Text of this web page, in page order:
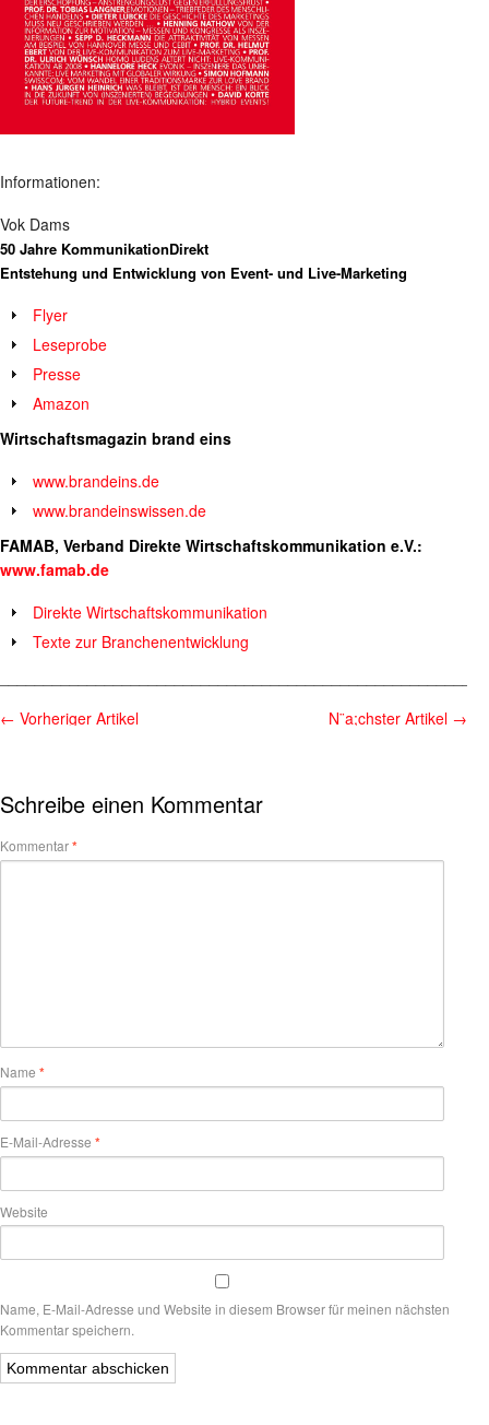
Informationen:
Vok Dams
50 Jahre KommunikationDirekt
Entstehung und Entwicklung von Event- und Live-Marketing
Flyer
Leseprobe
Presse
Amazon
Wirtschaftsmagazin brand eins
www.brandeins.de
www.brandeinswissen.de
FAMAB, Verband Direkte Wirtschaftskommunikation e.V.:
www.famab.de
Direkte Wirtschaftskommunikation
Texte zur Branchenentwicklung
← Vorheriger Artikel N¨a;chster Artikel →
Schreibe einen Kommentar
Kommentar*
Name *
E-Mail-Adresse *
Website
Name, E-Mail-Adresse und Website in diesem Browser für meinen nächsten
Kommentar speichern.